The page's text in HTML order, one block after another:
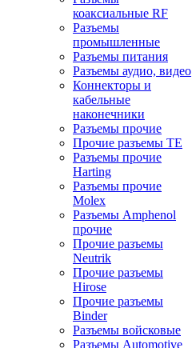
коаксиальные RF
Разъeмы
промышленные
Разъeмы питания
Разъeмы аудио, видео
Коннекторы и
кабельные
наконечники
Разъeмы прочие
Прочие разъемы TE
Разъемы прочие
Harting
Разъемы прочие
Molex
Разъемы Amphenol
прочие
Прочие разъемы
Neutrik
Прочие разъемы
Hirose
Прочие разъемы
Binder
Разъемы войсковые
Разъeмы Automotive